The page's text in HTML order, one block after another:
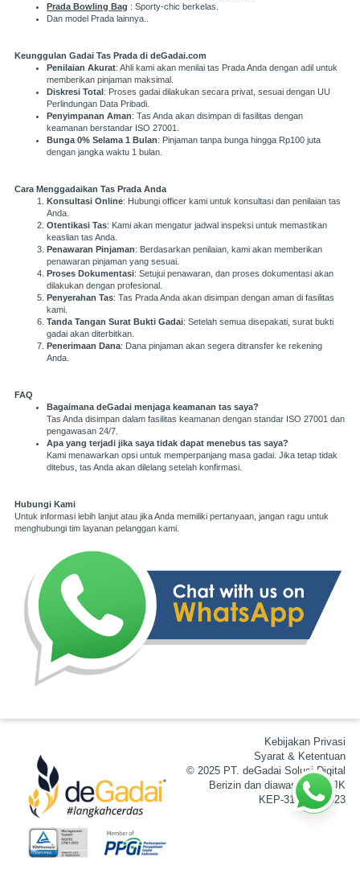
Prada Bowling Bag : Sporty-chic berkelas.
Dan model Prada lainnya..
Keunggulan Gadai Tas Prada di deGadai.com
Penilaian Akurat: Ahli kami akan menilai tas Prada Anda dengan adil untuk
memberikan pinjaman maksimal.
Diskresi Total: Proses gadai dilakukan secara privat, sesuai dengan UU
Perlindungan Data Pribadi.
Penyimpanan Aman: Tas Anda akan disimpan di fasilitas dengan
keamanan berstandar ISO 27001.
Bunga 0% Selama 1 Bulan: Pinjaman tanpa bunga hingga Rp100 juta
dengan jangka waktu 1 bulan.
Cara Menggadaikan Tas Prada Anda
Konsultasi Online: Hubungi officer kami untuk konsultasi dan penilaian tas
Anda.
Otentikasi Tas: Kami akan mengatur jadwal inspeksi untuk memastikan
keaslian tas Anda.
Penawaran Pinjaman: Berdasarkan penilaian, kami akan memberikan
penawaran pinjaman yang sesuai.
Proses Dokumentasi: Setujui penawaran, dan proses dokumentasi akan
dilakukan dengan profesional.
Penyerahan Tas: Tas Prada Anda akan disimpan dengan aman di fasilitas
kami.
Tanda Tangan Surat Bukti Gadai: Setelah semua disepakati, surat bukti
gadai akan diterbitkan.
Penerimaan Dana: Dana pinjaman akan segera ditransfer ke rekening
Anda.
FAQ
Bagaimana deGadai menjaga keamanan tas saya?
Tas Anda disimpan dalam fasilitas keamanan dengan standar ISO 27001 dan
pengawasan 24/7.
Apa yang terjadi jika saya tidak dapat menebus tas saya?
Kami menawarkan opsi untuk memperpanjang masa gadai. Jika tetap tidak
ditebus, tas Anda akan dilelang setelah konfirmasi.
Hubungi Kami
Untuk informasi lebih lanjut atau jika Anda memiliki pertanyaan, jangan ragu untuk
menghubungi tim layanan pelanggan kami.
Kebijakan Privasi
Syarat & Ketentuan
© 2025 PT. deGadai Solusi Digital
Berizin dan diawasi oleh OJK
KEP-31/D.05/2023